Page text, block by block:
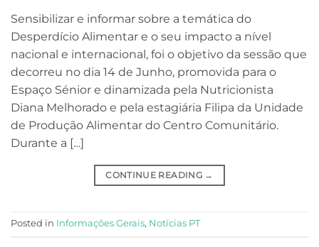
Sensibilizar e informar sobre a temática do
Desperdício Alimentar e o seu impacto a nível
nacional e internacional, foi o objetivo da sessão que
decorreu no dia 14 de Junho, promovida para o
Espaço Sénior e dinamizada pela Nutricionista
Diana Melhorado e pela estagiária Filipa da Unidade
de Produção Alimentar do Centro Comunitário.
Durante a […]
CONTINUE READING →
Posted in Informações Gerais, Notícias PT